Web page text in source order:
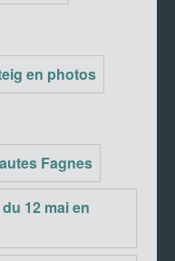
en photos
Fagnes
12 mai en